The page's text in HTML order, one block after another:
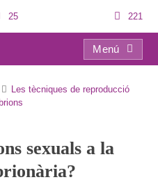
25 221
Menú
Les tècniques de reproducció
sexuals a la